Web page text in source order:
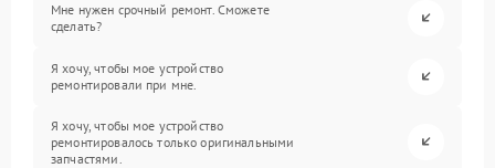
Мне нужен срочный ремонт. Сможете
сделать?
Я хочу, чтобы мое устройство
ремонтировали при мне.
Я хочу, чтобы мое устройство
ремонтировалось только оригинальными
запчастями.